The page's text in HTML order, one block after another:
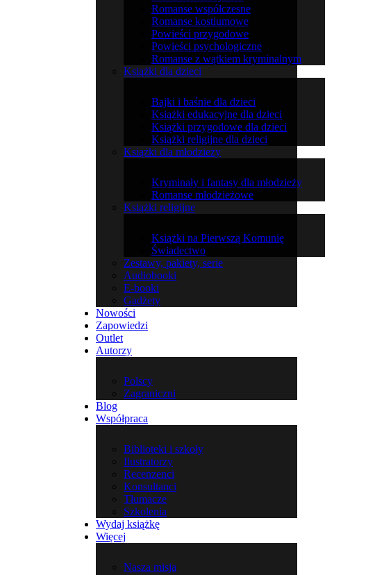
Romanse współczesne
Romanse kostiumowe
Powieści przygodowe
Powieści psychologiczne
Romanse z wątkiem kryminalnym
Książki dla dzieci
Bajki i baśnie dla dzieci
Książki edukacyjne dla dzieci
Książki przygodowe dla dzieci
Książki religijne dla dzieci
Książki dla młodzieży
Kryminały i fantasy dla młodzieży
Romanse młodzieżowe
Książki religijne
Książki na Pierwszą Komunię
Świadectwo
Zestawy, pakiety, serie
Audiobooki
E-booki
Gadżety
Nowości
Zapowiedzi
Outlet
Autorzy
Polscy
Zagraniczni
Blog
Współpraca
Biblioteki i szkoły
Ilustratorzy
Recenzenci
Konsultanci
Tłumacze
Szkolenia
Wydaj książkę
Więcej
Nasza misja